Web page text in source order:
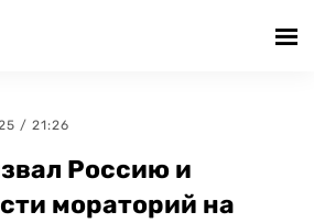
/ 21:26
Россию и
мораторий на